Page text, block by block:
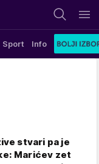
Sport Info
stvari pa je
Marićev zet